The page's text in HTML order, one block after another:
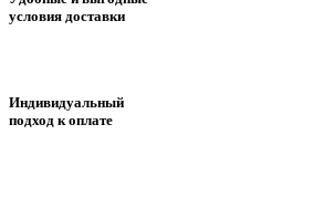
условия доставки
Индивидуальный
подход к оплате